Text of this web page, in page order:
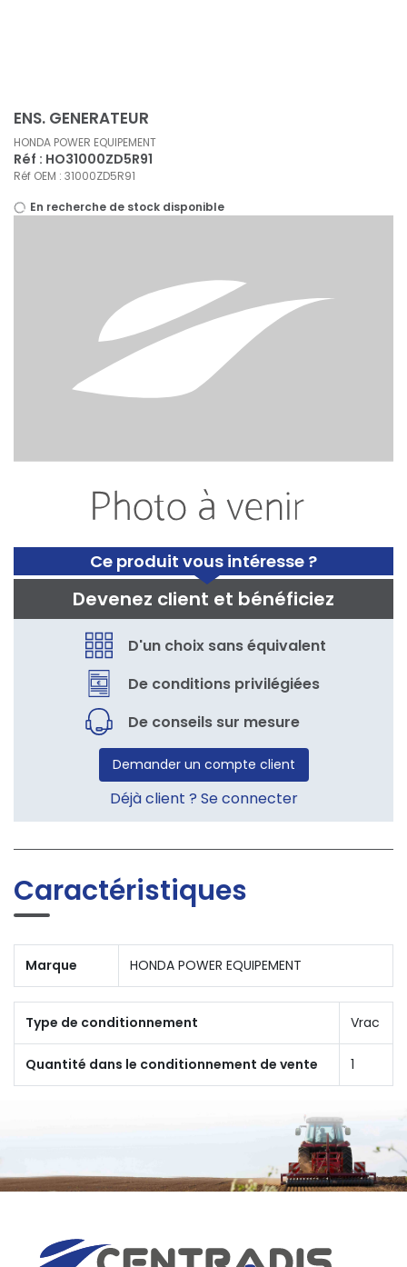
Ce produit vous intéresse ?
Devenez client et bénéficiez
D'un choix sans équivalent
De conditions privilégiées
De conseils sur mesure
Demander un compte client
Déjà client ? Se connecter
ENS. GENERATEUR
HONDA POWER EQUIPEMENT
Réf : HO31000ZD5R91
Réf OEM : 31000ZD5R91
En recherche de stock disponible
Caractéristiques
Marque HONDA POWER EQUIPEMENT
Type de conditionnement Vrac
Quantité dans le conditionnement de vente 1